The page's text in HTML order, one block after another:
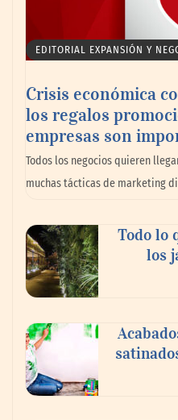
La omnicanalidad
planear viajes en
EDITORIAL EXPANSIÓN Y
Crisis económica
los regalos
empresas son
Todos los negocios quieren
muchas tácticas de marketing
Todo lo
los